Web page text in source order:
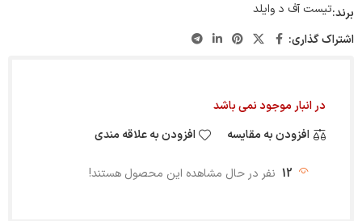
برند:تیست آف د وایلد
اشتراک گذاری:
در انبار موجود نمی باشد
افزودن به مقایسه
افزودن به علاقه مندی
12 نفر در حال مشاهده این محصول هستند!